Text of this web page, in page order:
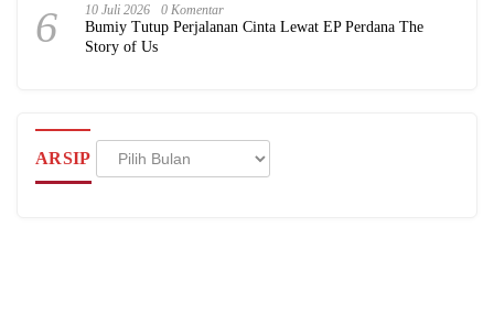
6 10 Juli 2026 0 Komentar
Bumiy Tutup Perjalanan Cinta Lewat EP Perdana The
Story of Us
ARSIP
Arsip